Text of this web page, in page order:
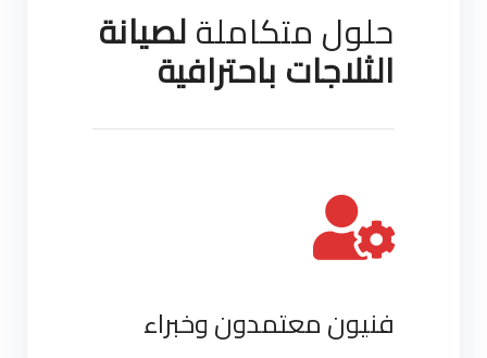
حلول متكاملةلصيانة
الثلاجات باحترافية
فنيون معتمدون وخبراء